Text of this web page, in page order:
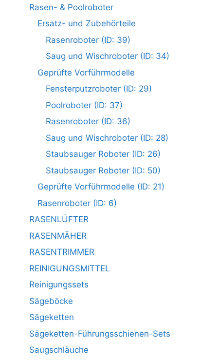
Rasen- & Poolroboter
Ersatz- und Zubehörteile
Rasenroboter (ID: 39)
Saug und Wischroboter (ID: 34)
Geprüfte Vorführmodelle
Fensterputzroboter (ID: 29)
Poolroboter (ID: 37)
Rasenroboter (ID: 36)
Saug und Wischroboter (ID: 28)
Staubsauger Roboter (ID: 26)
Staubsauger Roboter (ID: 50)
Geprüfte Vorführmodelle (ID: 21)
Rasenroboter (ID: 6)
RASENLÜFTER
RASENMÄHER
RASENTRIMMER
REINIGUNGSMITTEL
Reinigungssets
Sägeböcke
Sägeketten
Sägeketten-Führungsschienen-Sets
Saugschläuche